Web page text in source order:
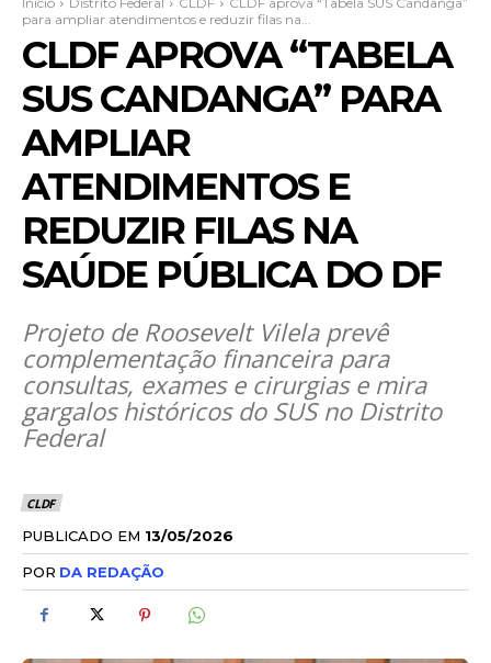
para ampliar atendimentos e reduzir filas na...
CLDF APROVA “TABELA
SUS CANDANGA” PARA
AMPLIAR
ATENDIMENTOS E
REDUZIR FILAS NA
SAÚDE PÚBLICA DO DF
Projeto de Roosevelt Vilela prevê
complementação financeira para
consultas, exames e cirurgias e mira
gargalos históricos do SUS no Distrito
Federal
CLDF
PUBLICADO EM 13/05/2026
POR DA REDAÇÃO